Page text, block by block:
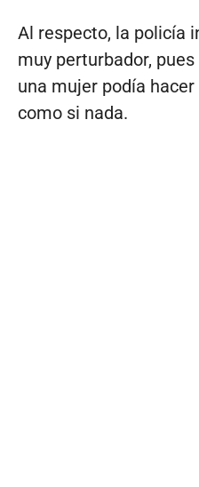
Al respecto, la policía
muy perturbador,
una mujer podía
como si nada.